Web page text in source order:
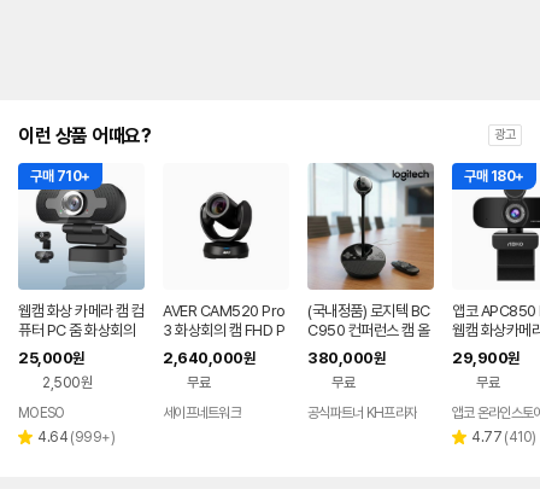
이런 상품 어때요? 광고
구매 710+
웹캠 화상 카메라 캠 컴
퓨터 PC 줌 화상회의
USB W-PC200
25,000원
2,500원
페이
MOESO
별 4.64 리
(999+)
AVER CAM520 Pro
3 화상회의 캠 FHD P
TZ 카메라
2,640,000원
무료
세이프네트워크
(국내정품) 로지텍 BC
C950 컨퍼런스 캠 올
인원 화상회의 카메라
스피커폰 마이크 리모
컨 포함 FHD
380,000원
무료
공식파트너 KH프라자
구매 180+
앱코 APC850
웹캠 화상카메
화상회의 원격
29,900원
무료
앱코 온라인스토
별 4.77 리
(410)